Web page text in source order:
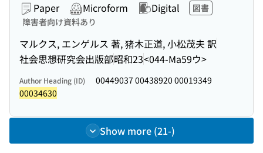
Paper Microform Digital
図書
障害者向け資料あり
マルクス, エンゲルス 著, 猪木正道, 小松茂夫 訳
社会思想研究会出版部昭和23<044-Ma59ウ>
Author Heading (ID)
00449037 00438920 00019349
00034630
Show more (21-)